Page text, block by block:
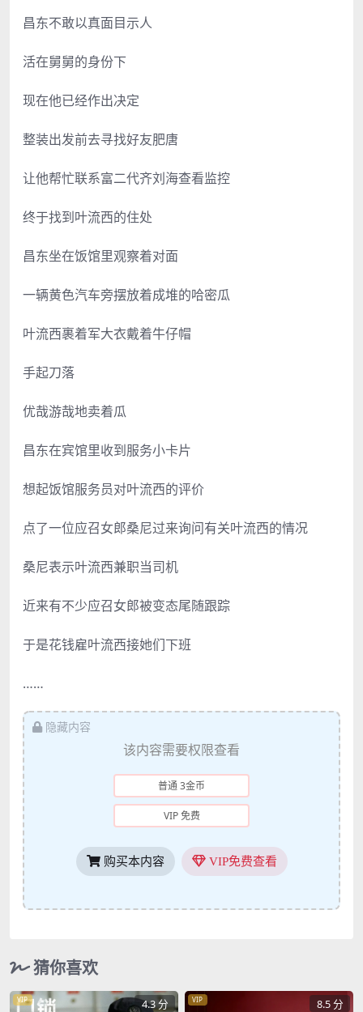
昌东不敢以真面目示人
活在舅舅的身份下
现在他已经作出决定
整装出发前去寻找好友肥唐
让他帮忙联系富二代齐刘海查看监控
终于找到叶流西的住处
昌东坐在饭馆里观察着对面
一辆黄色汽车旁摆放着成堆的哈密瓜
叶流西裹着军大衣戴着牛仔帽
手起刀落
优哉游哉地卖着瓜
昌东在宾馆里收到服务小卡片
想起饭馆服务员对叶流西的评价
点了一位应召女郎桑尼过来询问有关叶流西的情况
桑尼表示叶流西兼职当司机
近来有不少应召女郎被变态尾随跟踪
于是花钱雇叶流西接她们下班
……
隐藏内容
该内容需要权限查看
普通 3金币
VIP 免费
购买本内容 VIP免费查看
猜你喜欢
VIP 4.3 分 VIP 8.5 分